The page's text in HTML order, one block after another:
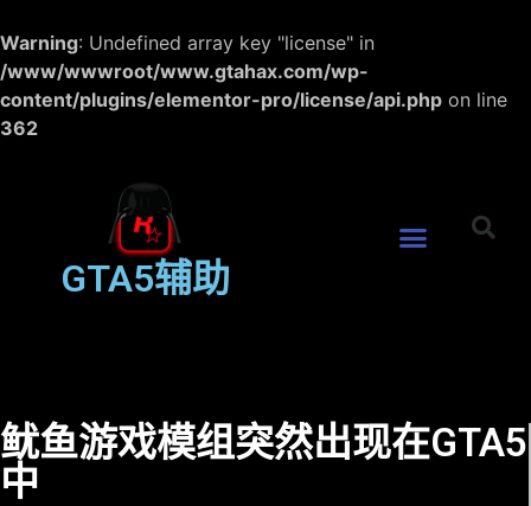
Warning: Undefined array key "license" in
/www/wwwroot/www.gtahax.com/wp-
content/plugins/elementor-pro/license/api.php on line
362
GTA5辅助
鱿鱼游戏模组突然出现在GTA5
中